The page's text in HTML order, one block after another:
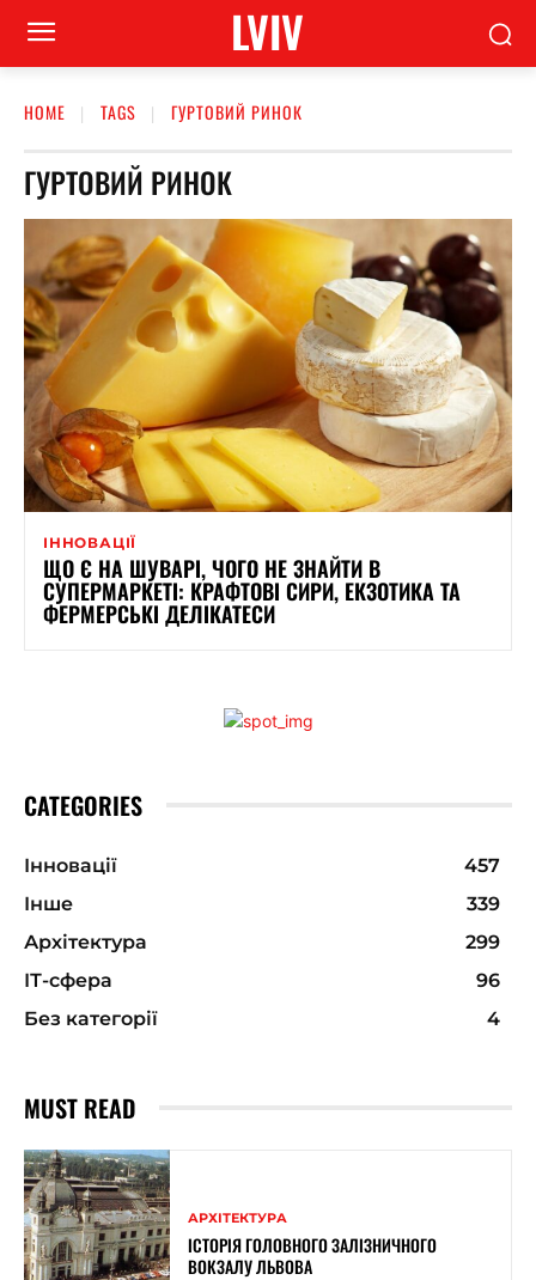
LVIV
HOME TAGS ГУРТОВИЙ РИНОК
ГУРТОВИЙ РИНОК
ІННОВАЦІЇ
ЩО Є НА ШУВАРІ, ЧОГО НЕ ЗНАЙТИ В
СУПЕРМАРКЕТІ: КРАФТОВІ СИРИ, ЕКЗОТИКА ТА
ФЕРМЕРСЬКІ ДЕЛІКАТЕСИ
CATEGORIES
Інновації
457
Інше
339
Архітектура
299
ІТ-сфера
96
Без категорії
4
MUST READ
АРХІТЕКТУРА
ІСТОРІЯ ГОЛОВНОГО ЗАЛІЗНИЧНОГО
ВОКЗАЛУ ЛЬВОВА